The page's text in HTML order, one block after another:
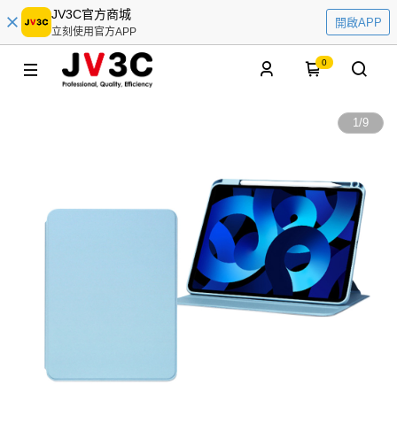
JV3C官方商城
立刻使用官方APP
開啟APP
0
1/9